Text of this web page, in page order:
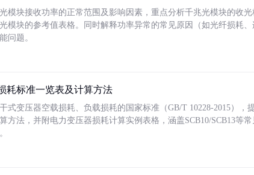
模块接收功率的正常范围及影响因素，重点分析千兆光模块的收
模块的参考值表格。同时解释功率异常的常见原因（如光纤损耗
问题。
耗标准一览表及计算方法
式变压器空载损耗、负载损耗的国家标准（GB/T 10228-2015），
方法，并附电力变压器损耗计算实例表格，涵盖SCB10/SCB13等